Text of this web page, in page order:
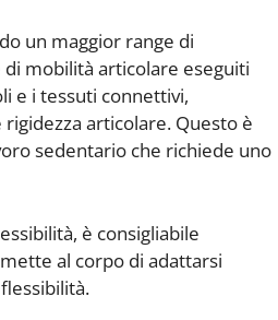
un maggior range di
mobilità articolare eseguiti
e i tessuti connettivi,
articolare. Questo è
sedentario che richiede uno
è consigliabile
al corpo di adattarsi